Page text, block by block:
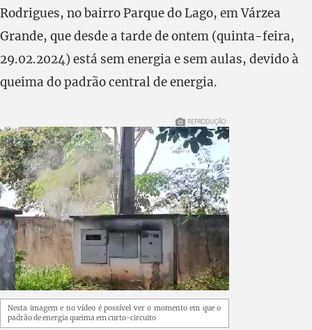
Rodrigues, no bairro Parque do Lago, em Várzea
Grande, que desde a tarde de ontem (quinta-feira,
29.02.2024) está sem energia e sem aulas, devido à
queima do padrão central de energia.
REPRODUÇÃO
Nesta imagem e no vídeo é possível ver o momento em que o
padrão de energia queima em curto-circuito